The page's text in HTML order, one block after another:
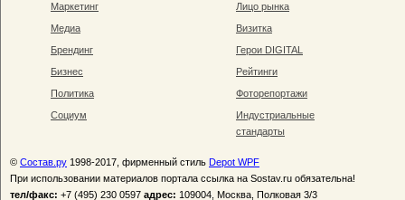
Маркетинг
Медиа
Брендинг
Бизнес
Политика
Социум
Лицо рынка
Визитка
Герои DIGITAL
Рейтинги
Фоторепортажи
Индустриальные
стандарты
© Состав.ру 1998-2017, фирменный стиль Depot WPF
При использовании материалов портала ссылка на Sostav.ru обязательна!
тел/факс: +7 (495) 230 0597 адрес: 109004, Москва, Полковая 3/3